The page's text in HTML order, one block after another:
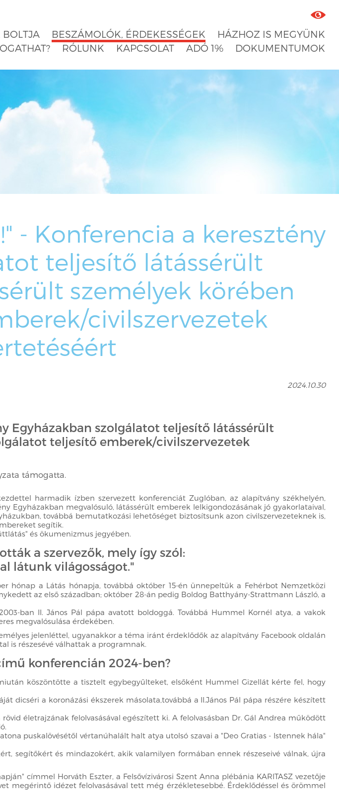
BOLTJA BESZÁMOLÓK, ÉRDEKESSÉGEK
HÁZHOZ IS MEGYÜNK
RÓLUNK KAPCSOLAT ADÓ 1% DOKUMENTUMOK
- Konferencia a keresztény
teljesítő látássérült
személyek körében
civilszervezetek
2024.10.30
Egyházakban szolgálatot teljesítő látássérült
teljesítő emberek/civilszervezetek
támogatta.
harmadik ízben szervezett konferenciát Zuglóban, az alapítvány székhelyén,
Egyházakban megvalósuló, látássérült emberek lelkigondozásának jó gyakorlataival,
továbbá bemutatkozási lehetőséget biztosítsunk azon civilszervezeteknek is,
segítik.
és ökumenizmus jegyében.
a szervezők, mely így szól:
látunk világosságot."
hónap a Látás hónapja, továbbá október 15-én ünnepeltük a Fehérbot Nemzetközi
az első században; október 28-án pedig Boldog Batthyány-Strattmann László, a
ban II. János Pál pápa avatott boldoggá. Továbbá Hummel Kornél atya, a vakok
megvalósulása érdekében.
jelenléttel, ugyanakkor a téma iránt érdeklődők az alapítvány Facebook oldalán
is részesévé válhattak a programnak.
konferencián 2024-ben?
köszöntötte a tisztelt egybegyűlteket, elsőként Hummel Gizellát kérte fel, hogy
dicséri a koronázási ékszerek másolata,továbbá a II.János Pál pápa részére készített
életrajzának felolvasásával egészített ki. A felolvasásban Dr. Gál Andrea működött
puskalövésétől vértanúhalált halt atya utolsó szavai a "Deo Gratias - Istennek hála"
segítőkért és mindazokért, akik valamilyen formában ennek részeseivé válnak, újra
címmel Horváth Eszter, a Felsővízivárosi Szent Anna plébánia KARITASZ vezetője
megérintő idézet felolvasásával tett még érzékletesebbé. Érdeklődéssel és örömmel